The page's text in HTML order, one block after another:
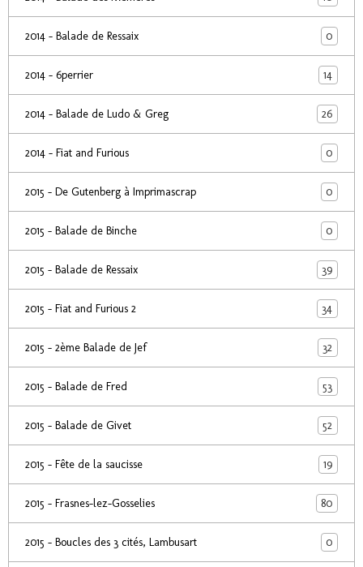
2014 - Balade de Ressaix 0
2014 - 6perrier 14
2014 - Balade de Ludo & Greg 26
2014 - Fiat and Furious 0
2015 - De Gutenberg à Imprimascrap 0
2015 - Balade de Binche 0
2015 - Balade de Ressaix 39
2015 - Fiat and Furious 2 34
2015 - 2ème Balade de Jef 32
2015 - Balade de Fred 53
2015 - Balade de Givet 52
2015 - Fête de la saucisse 19
2015 - Frasnes-lez-Gosselies 80
2015 - Boucles des 3 cités, Lambusart 0